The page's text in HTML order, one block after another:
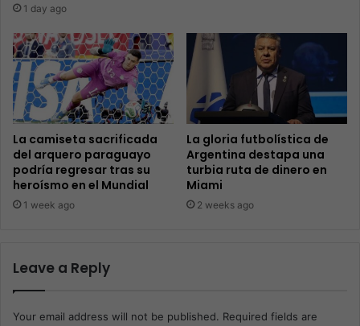
1 day ago
La camiseta sacrificada
del arquero paraguayo
podría regresar tras su
heroísmo en el Mundial
1 week ago
La gloria futbolística de
Argentina destapa una
turbia ruta de dinero en
Miami
2 weeks ago
Leave a Reply
Your email address will not be published. Required fields are